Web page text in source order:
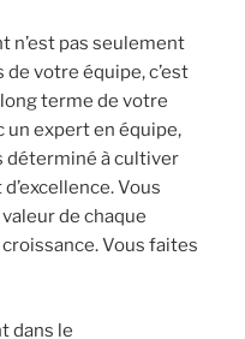
n’est pas seulement
votre équipe, c’est
terme de votre
un expert en équipe,
déterminé à cultiver
Vous
de chaque
Vous faites
dans le